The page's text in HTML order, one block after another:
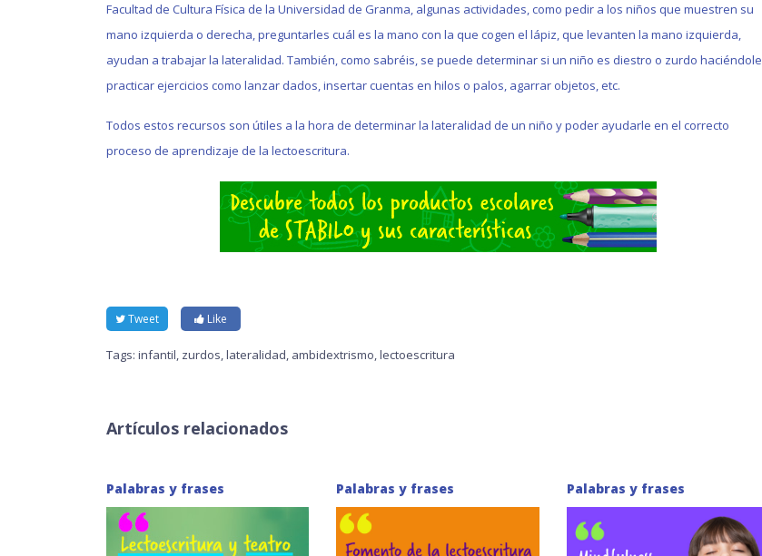
Facultad de Cultura Física de la Universidad de Granma, algunas actividades, como pedir a los niños que muestren su
mano izquierda o derecha, preguntarles cuál es la mano con la que cogen el lápiz, que levanten la mano izquierda,
ayudan a trabajar la lateralidad. También, como sabréis, se puede determinar si un niño es diestro o zurdo haciéndole
practicar ejercicios como lanzar dados, insertar cuentas en hilos o palos, agarrar objetos, etc.
Todos estos recursos son útiles a la hora de determinar la lateralidad de un niño y poder ayudarle en el correcto
proceso de aprendizaje de la lectoescritura.
Tweet Like
Tags: infantil, zurdos,lateralidad, ambidextrismo,lectoescritura
Artículos relacionados
Palabras y frases Palabras y frases Palabras y frases